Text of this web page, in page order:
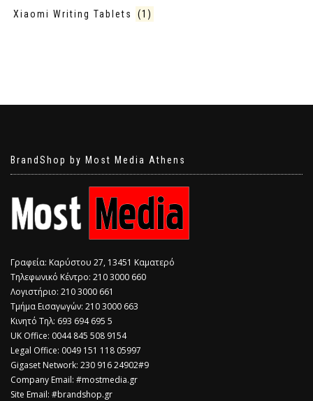
Xiaomi Writing Tablets (1)
BrandShop by Most Media Athens
Γραφεία: Καρύστου 27, 13451 Καματερό
Τηλεφωνικό Κέντρο: 210 3000 660
Λογιστήριο: 210 3000 661
Τμήμα Εισαγωγών: 210 3000 663
Κινητό Τηλ: 693 694 695 5
​UK Office: 0044 845 508 9154
Legal Office: 0049 151 118 05997
Gigaset Network: 230 916 24902#9
Company Email: #mostmedia.gr
Site Email: #brandshop.gr